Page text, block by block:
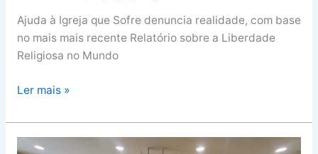
Ajuda à Igreja que Sofre denuncia realidade, com base
no mais mais recente Relatório sobre a Liberdade
Religiosa no Mundo
Ler mais »
Bispos